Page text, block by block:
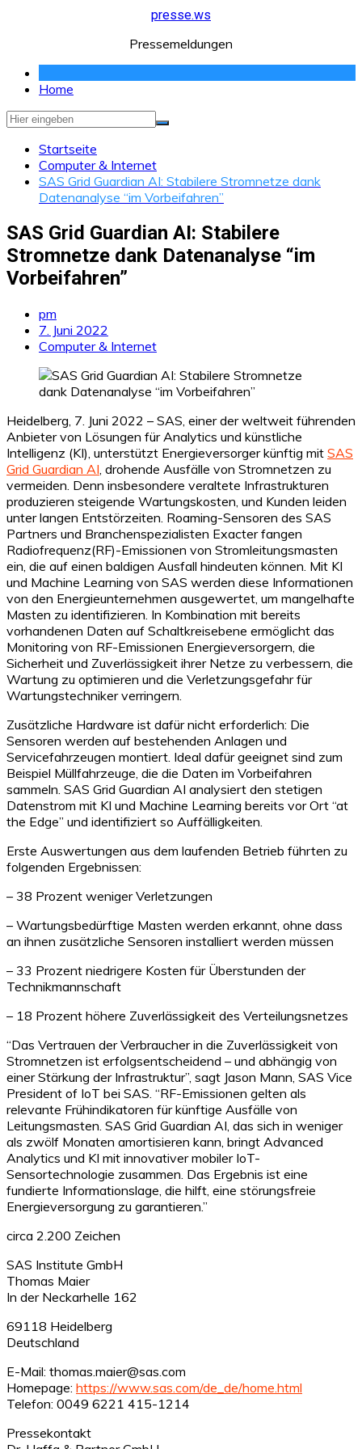
presse.ws
Pressemeldungen
Home
Startseite
Computer & Internet
SAS Grid Guardian AI: Stabilere Stromnetze dank
Datenanalyse “im Vorbeifahren”
SAS Grid Guardian AI: Stabilere
Stromnetze dank Datenanalyse “im
Vorbeifahren”
pm
7. Juni 2022
Computer & Internet
Heidelberg, 7. Juni 2022 – SAS, einer der weltweit führenden
Anbieter von Lösungen für Analytics und künstliche
Intelligenz (KI), unterstützt Energieversorger künftig mit SAS
Grid Guardian AI , drohende Ausfälle von Stromnetzen zu
vermeiden. Denn insbesondere veraltete Infrastrukturen
produzieren steigende Wartungskosten, und Kunden leiden
unter langen Entstörzeiten. Roaming-Sensoren des SAS
Partners und Branchenspezialisten Exacter fangen
Radiofrequenz(RF)-Emissionen von Stromleitungsmasten
ein, die auf einen baldigen Ausfall hindeuten können. Mit KI
und Machine Learning von SAS werden diese Informationen
von den Energieunternehmen ausgewertet, um mangelhafte
Masten zu identifizieren. In Kombination mit bereits
vorhandenen Daten auf Schaltkreisebene ermöglicht das
Monitoring von RF-Emissionen Energieversorgern, die
Sicherheit und Zuverlässigkeit ihrer Netze zu verbessern, die
Wartung zu optimieren und die Verletzungsgefahr für
Wartungstechniker verringern.
Zusätzliche Hardware ist dafür nicht erforderlich: Die
Sensoren werden auf bestehenden Anlagen und
Servicefahrzeugen montiert. Ideal dafür geeignet sind zum
Beispiel Müllfahrzeuge, die die Daten im Vorbeifahren
sammeln. SAS Grid Guardian AI analysiert den stetigen
Datenstrom mit KI und Machine Learning bereits vor Ort “at
the Edge” und identifiziert so Auffälligkeiten.
Erste Auswertungen aus dem laufenden Betrieb führten zu
folgenden Ergebnissen:
– 38 Prozent weniger Verletzungen
– Wartungsbedürftige Masten werden erkannt, ohne dass
an ihnen zusätzliche Sensoren installiert werden müssen
– 33 Prozent niedrigere Kosten für Überstunden der
Technikmannschaft
– 18 Prozent höhere Zuverlässigkeit des Verteilungsnetzes
“Das Vertrauen der Verbraucher in die Zuverlässigkeit von
Stromnetzen ist erfolgsentscheidend – und abhängig von
einer Stärkung der Infrastruktur”, sagt Jason Mann, SAS Vice
President of IoT bei SAS. “RF-Emissionen gelten als
relevante Frühindikatoren für künftige Ausfälle von
Leitungsmasten. SAS Grid Guardian AI, das sich in weniger
als zwölf Monaten amortisieren kann, bringt Advanced
Analytics und KI mit innovativer mobiler IoT-
Sensortechnologie zusammen. Das Ergebnis ist eine
fundierte Informationslage, die hilft, eine störungsfreie
Energieversorgung zu garantieren.”
circa 2.200 Zeichen
SAS Institute GmbH
Thomas Maier
In der Neckarhelle 162
69118 Heidelberg
Deutschland
E-Mail: thomas.maier@sas.com
Homepage: https://www.sas.com/de_de/home.html
Telefon: 0049 6221 415-1214
Pressekontakt